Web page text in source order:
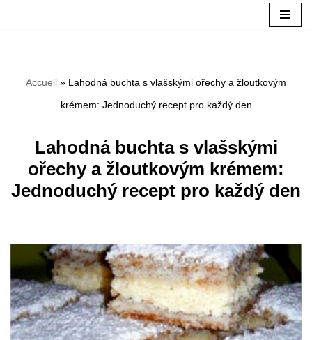
contenu
Accueil » Lahodná buchta s vlašskými ořechy a žloutkovým
krémem: Jednoduchý recept pro každý den
Lahodná buchta s vlašskými
ořechy a žloutkovým krémem:
Jednoduchý recept pro každý den